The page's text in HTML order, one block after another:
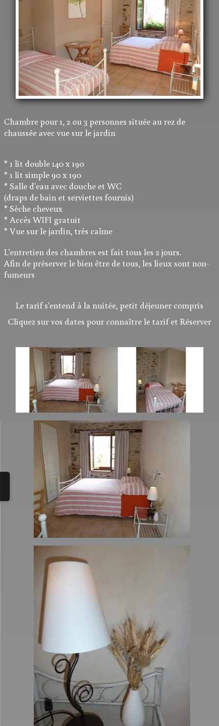
Plan d'Accès
Que faire en Anjou..
Salles de Réception
Chambre pour 1, 2 ou 3 personnes située au rez de
chaussée avec vue sur le jardin
* 1 lit double 140 x 190
* 1 lit simple 90 x 190
* Salle d'eau avec douche et WC
(draps de bain et serviettes fournis)
* Sèche cheveux
* Accès WIFI gratuit
* Vue sur le jardin, très calme
L'entretien des chambres est fait tous les 2 jours.
Afin de préserver le bien être de tous, les lieux sont non-
fumeurs
Le tarif s'entend à la nuitée, petit déjeuner compris
Cliquez sur vos dates pour connaître le tarif et Réserver